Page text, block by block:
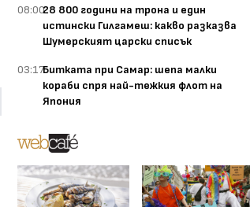
08:0028 800 години на трона и един
истински Гилгамеш: какво разказва
Шумерският царски списък
03:17Битката при Самар: шепа малки
кораби спря най-тежкия флот на
Япония